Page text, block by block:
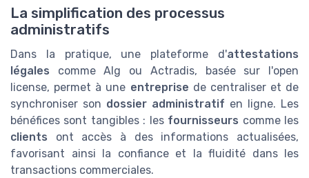
La simplification des processus
administratifs
Dans la pratique, une plateforme d'attestations
légales comme Alg ou Actradis, basée sur l'open
license, permet à une entreprise de centraliser et de
synchroniser son dossier administratif en ligne. Les
bénéfices sont tangibles : les fournisseurs comme les
clients ont accès à des informations actualisées,
favorisant ainsi la confiance et la fluidité dans les
transactions commerciales.